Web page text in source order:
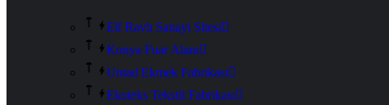
Elf Ravlı Sanayi Sitesi
Konya Fuar Alanı
Untad Ekmek Fabrikası
Ekoteks Tekstil Fabrikası